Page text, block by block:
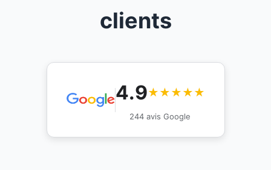
clients
4.9★★★★★
244 avis Google